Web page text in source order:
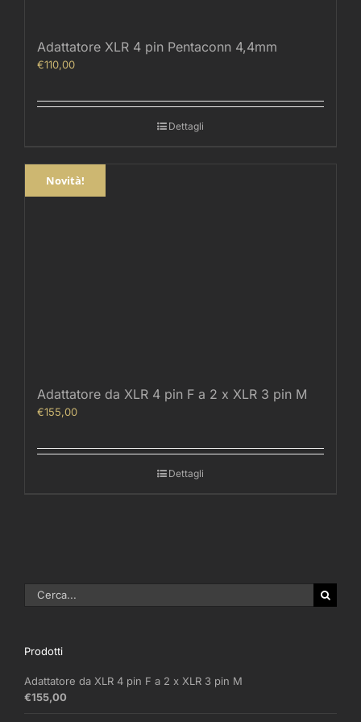
Adattatore XLR 4 pin Pentaconn 4,4mm
€110,00
Dettagli
Novità!
Adattatore da XLR 4 pin F a 2 x XLR 3 pin M
€155,00
Dettagli
Cerca
per:
Prodotti
Adattatore da XLR 4 pin F a 2 x XLR 3 pin M
€155,00